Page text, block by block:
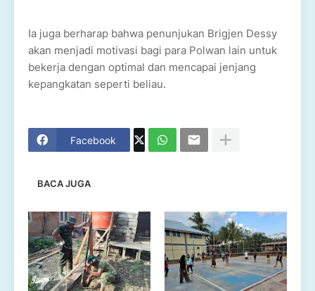
Ia juga berharap bahwa penunjukan Brigjen Dessy
akan menjadi motivasi bagi para Polwan lain untuk
bekerja dengan optimal dan mencapai jenjang
kepangkatan seperti beliau.
Facebook
BACA JUGA